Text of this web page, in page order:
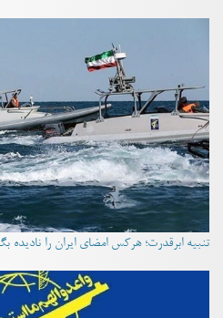
تنبیه ابرقدرت؛ هرکس امضای ایران را نادیده